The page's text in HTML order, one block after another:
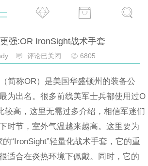
强:OR IronSight战术手套
评论已关闭 6805
简称OR）是美国华盛顿州的装备公
为出名。很多前线美军士兵都使用过O
较高，这里无需过多介绍，相信军迷们
时节，室外气温越来越高。这里要为
“IronSight”轻量化战术手套，它的重
适合在炎热环境下佩戴。同时，它的